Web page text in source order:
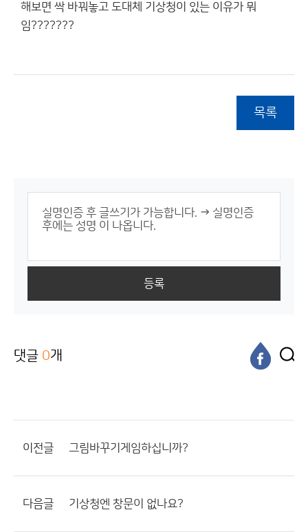
해보면 싹 바꿔놓고 도대체 기상청이 있는 이유가 뭐
임???????
목록
등록
댓글 0개
이전글 그림바꾸기게임하십니까?
다음글 기상청엔 창문이 없나요?